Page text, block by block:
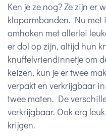
Ken je ze nog? Ze zijn er
klaparmbanden. Nu met
omhaken met allerlei
er dol op zijn, altijd hun
knuffelvriendinnetje om
keizen, kun je er twee
verpakt en verkrijgbaar
twee maten. De
verkrijgbaar. Ook erg
krijgen.